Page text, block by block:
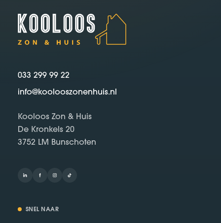
033 299 99 22
info@koolooszonenhuis.nl
Kooloos Zon & Huis
De Kronkels 20
3752 LM Bunschoten
SNEL NAAR